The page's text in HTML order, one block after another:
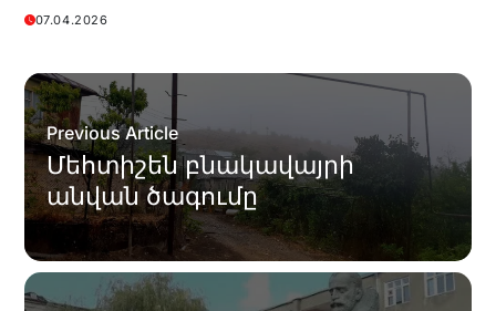
07.04.2026
Previous Article
Մեհտիշեն բնակավայրի
անվան ծագումը